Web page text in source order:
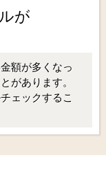
が
額が多くなっ
があります。
ェックするこ